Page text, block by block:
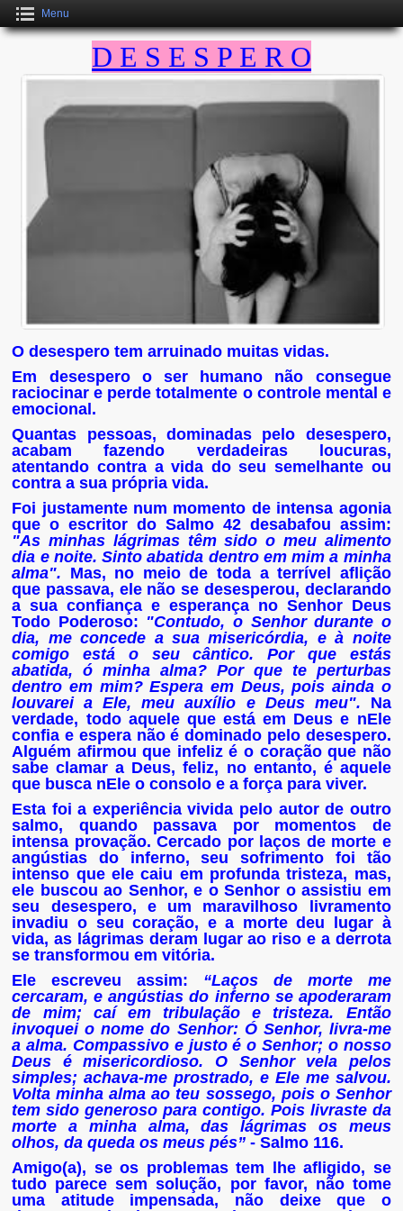
Menu
D E S E S P E R O
O desespero tem arruinado muitas vidas.
Em desespero o ser humano não consegue
raciocinar e perde totalmente o controle mental e
emocional.
Quantas pessoas, dominadas pelo desespero,
acabam fazendo verdadeiras loucuras,
atentando contra a vida do seu semelhante ou
contra a sua própria vida.
Foi justamente num momento de intensa agonia
que o escritor do Salmo 42 desabafou assim:
"As minhas lágrimas têm sido o meu alimento
dia e noite. Sinto abatida dentro em mim a minha
alma". Mas, no meio de toda a terrível aflição
que passava, ele não se desesperou, declarando
a sua confiança e esperança no Senhor Deus
Todo Poderoso: "Contudo, o Senhor durante o
dia, me concede a sua misericórdia, e à noite
comigo está o seu cântico. Por que estás
abatida, ó minha alma? Por que te perturbas
dentro em mim? Espera em Deus, pois ainda o
louvarei a Ele, meu auxílio e Deus meu". Na
verdade, todo aquele que está em Deus e nEle
confia e espera não é dominado pelo desespero.
Alguém afirmou que infeliz é o coração que não
sabe clamar a Deus, feliz, no entanto, é aquele
que busca nEle o consolo e a força para viver.
Esta foi a experiência vivida pelo autor de outro
salmo, quando passava por momentos de
intensa provação. Cercado por laços de morte e
angústias do inferno, seu sofrimento foi tão
intenso que ele caiu em profunda tristeza, mas,
ele buscou ao Senhor, e o Senhor o assistiu em
seu desespero, e um maravilhoso livramento
invadiu o seu coração, e a morte deu lugar à
vida, as lágrimas deram lugar ao riso e a derrota
se transformou em vitória.
Ele escreveu assim: “Laços de morte me
cercaram, e angústias do inferno se apoderaram
de mim; caí em tribulação e tristeza. Então
invoquei o nome do Senhor: Ó Senhor, livra-me
a alma. Compassivo e justo é o Senhor; o nosso
Deus é misericordioso. O Senhor vela pelos
simples; achava-me prostrado, e Ele me salvou.
Volta minha alma ao teu sossego, pois o Senhor
tem sido generoso para contigo. Pois livraste da
morte a minha alma, das lágrimas os meus
olhos, da queda os meus pés”- Salmo 116.
Amigo(a), se os problemas tem lhe afligido, se
tudo parece sem solução, por favor, não tome
uma atitude impensada, não deixe que o